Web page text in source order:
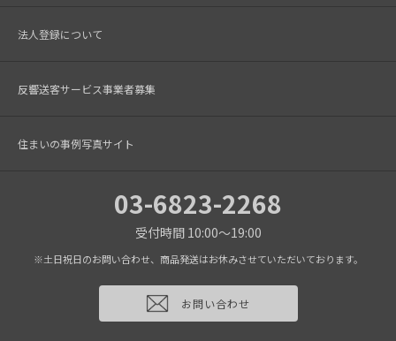
法人登録について
反響送客サービス事業者募集
住まいの事例写真サイト
03-6823-2268
受付時間 10:00～19:00
※土日祝日のお問い合わせ、商品発送はお休みさせていただいております。
お問い合わせ